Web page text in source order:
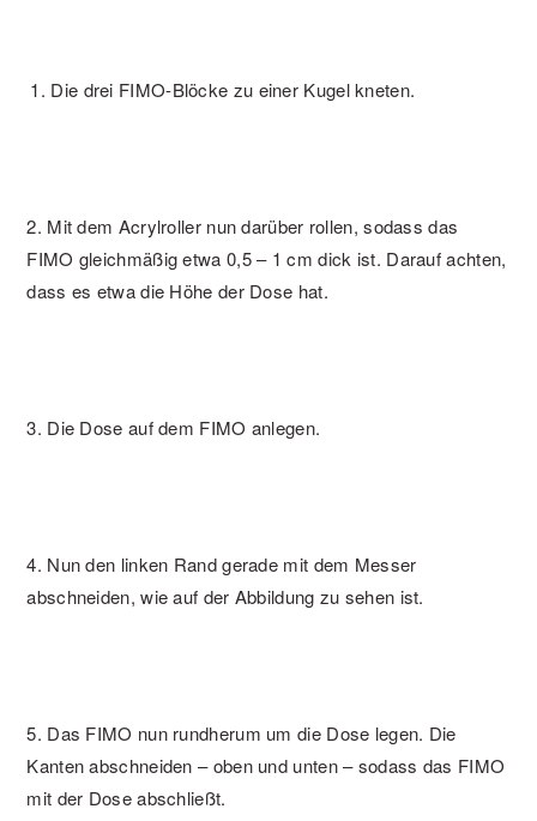
Die drei FIMO-Blöcke zu einer Kugel kneten.
2. Mit dem Acrylroller nun darüber rollen, sodass das
FIMO gleichmäßig etwa 0,5 – 1 cm dick ist. Darauf achten,
dass es etwa die Höhe der Dose hat.
3. Die Dose auf dem FIMO anlegen.
4. Nun den linken Rand gerade mit dem Messer
abschneiden, wie auf der Abbildung zu sehen ist.
5. Das FIMO nun rundherum um die Dose legen. Die
Kanten abschneiden – oben und unten – sodass das FIMO
mit der Dose abschließt.